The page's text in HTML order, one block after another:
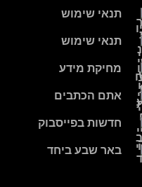
תנאי שימוש
תנאי שימוש
מחיקת מידע
אתם הכתבים
חדשות בפייסבוק
באר שבע ביחד